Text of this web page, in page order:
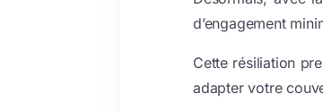
d’engagement
Cette résiliation
adapter votre